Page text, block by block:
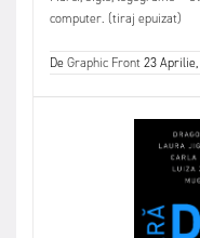
computer. (tiraj epuizat)
DeGraphic Front23